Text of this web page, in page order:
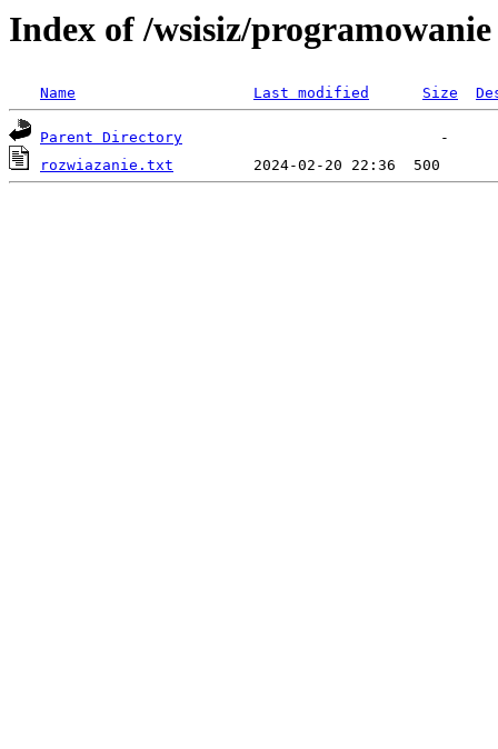
Index of /wsisiz/
Name Last modified Size
Parent Directory
rozwiazanie.txt